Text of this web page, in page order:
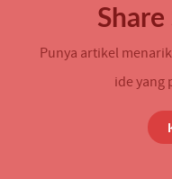
Punya artikel
ide yang